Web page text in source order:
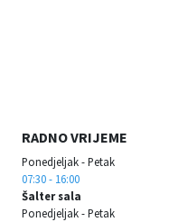
RADNO VRIJEME
Ponedjeljak - Petak
07:30 - 16:00
Šalter sala
Ponedjeljak - Petak